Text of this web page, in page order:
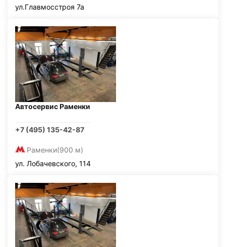
ул.Главмосстроя 7а
Автосервис Раменки
+7 (495) 135-42-87
Раменки(900 м)
ул. Лобачевского, 114